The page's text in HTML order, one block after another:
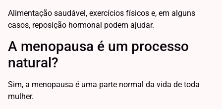
Alimentação saudável, exercícios físicos e, em alguns
casos, reposição hormonal podem ajudar.
A menopausa é um processo
natural?
Sim, a menopausa é uma parte normal da vida de toda
mulher.